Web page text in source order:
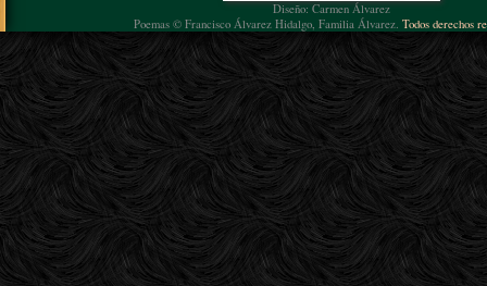
Diseño: Carmen Álvarez
Poemas © Francisco Álvarez Hidalgo, Familia Álvarez. Todos derechos